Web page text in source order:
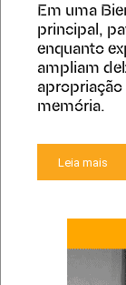
Em uma
principal,
enquanto
ampliam
memória.
Leia mais